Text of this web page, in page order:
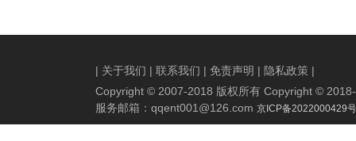
| 关于我们 | 联系我们 | 免责声明 | 隐私政策 |
Copyright © 2007-2018 版权所有 Copyright ©
服务邮箱： qqent001@126.com 京ICP备2022000429